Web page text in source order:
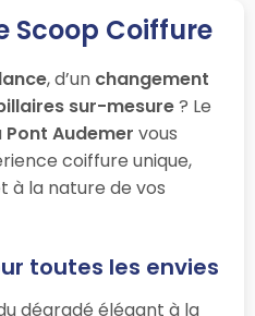
Scoop Coiffure
, d’un changement
sur-mesure? Le
Pont Audemer vous
coiffure unique,
à la nature de vos
toutes les envies
dégradé élégant à la